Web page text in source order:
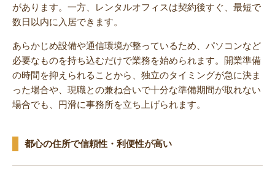
があります。一方、レンタルオフィスは契約後すぐ、最短で
数日以内に入居できます。
あらかじめ設備や通信環境が整っているため、パソコンなど
必要なものを持ち込むだけで業務を始められます。開業準備
の時間を抑えられることから、独立のタイミングが急に決ま
った場合や、現職との兼ね合いで十分な準備期間が取れない
場合でも、円滑に事務所を立ち上げられます。
都心の住所で信頼性・利便性が高い